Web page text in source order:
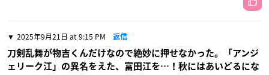
2025年9月21日 at 9:15 PM 返信
刀剣乱舞が物吉くんだけなので絶妙に押せなかった。「アンジ
ェリーク江」の異名をえた、富田江を…！秋にはあいどるにな